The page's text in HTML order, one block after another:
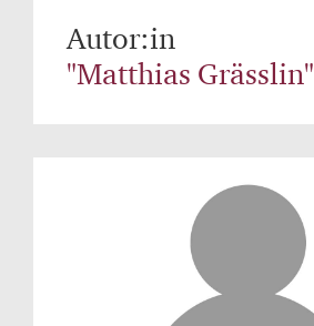
Autor:in
"Matthias Grässlin"